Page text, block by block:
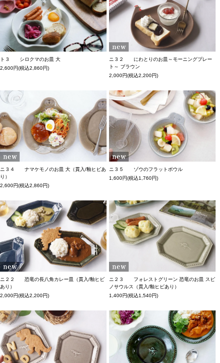
ト３ シロクマのお皿 大
2,600円(税込2,860円)
ニ３２ にわとりのお皿～モーニングプレー
ト～ ブラウン
2,000円(税込2,200円)
ニ３４ ナマケモノのお皿 大（貫入/釉ヒビあ
り）
2,600円(税込2,860円)
ニ３５ ゾウのフラットボウル
1,600円(税込1,760円)
ニ２２ 恐竜の長八角カレー皿（貫入/釉ヒビ
あり）
2,000円(税込2,200円)
ニ２３ フォレストグリーン 恐竜のお皿 スピ
ノサウルス（貫入/釉ヒビあり）
1,400円(税込1,540円)